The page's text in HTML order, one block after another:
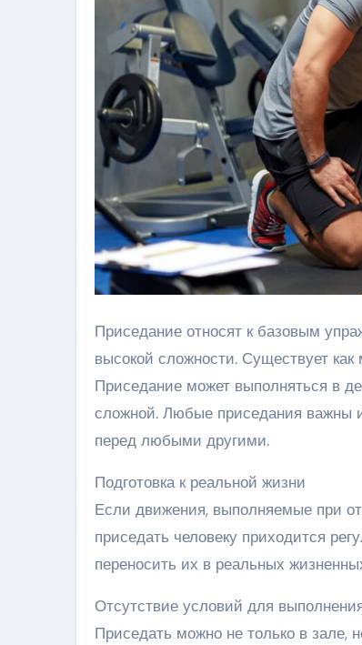
Приседание относят к базовым
высокой сложности. Существует
Приседание может выполняться в
сложной. Любые приседания важны
перед любыми другими.
Подготовка к реальной жизни
Если движения, выполняемые при
приседать человеку приходится
переносить их в реальных
Отсутствие условий для
Приседать можно не только в зале,